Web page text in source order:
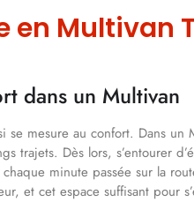
en Multivan
dans un Multivan
se mesure au confort. Dans
trajets. Dès lors, s’entourer
minute passée sur la
et cet espace suffisant pour